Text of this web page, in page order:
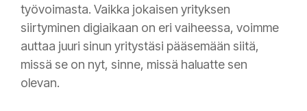
työvoimasta. Vaikka jokaisen yrityksen
siirtyminen digiaikaan on eri vaiheessa, voimme
auttaa juuri sinun yritystäsi pääsemään siitä,
missä se on nyt, sinne, missä haluatte sen
olevan.